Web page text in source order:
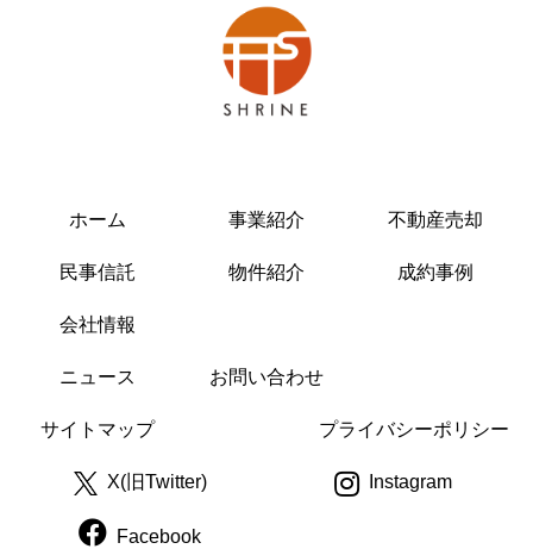
ホーム 事業紹介 不動産売却
民事信託 物件紹介 成約事例
会社情報
ニュース お問い合わせ
サイトマップ プライバシーポリシー
X(旧Twitter) Instagram
Facebook